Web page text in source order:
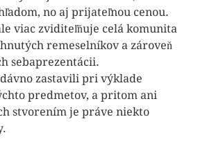
no aj prijateľnou cenou.
viac zviditeľňuje celá komunita
remeselníkov a zároveň
sebaprezentácii.
zastavili pri výklade
predmetov, a pritom ani
stvorením je práve niekto